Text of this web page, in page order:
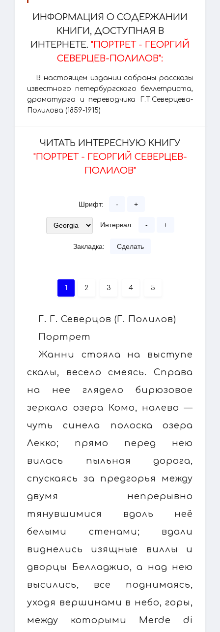
ИНФОРМАЦИЯ О СОДЕРЖАНИИ
КНИГИ, ДОСТУПНАЯ В
ИНТЕРНЕТЕ. "ПОРТРЕТ - ГЕОРГИЙ
СЕВЕРЦЕВ-ПОЛИЛОВ":
В настоящем издании собраны рассказы
известного петербургского беллетриста,
драматурга и переводчика Г.Т.Северцева-
Полилова (1859-1915)
ЧИТАТЬ ИНТЕРЕСНУЮ КНИГУ
"ПОРТРЕТ - ГЕОРГИЙ СЕВЕРЦЕВ-
ПОЛИЛОВ"
Шрифт: - +
Интервал: - +
Закладка: Сделать
1 2 3 4 5
Г. Г. Северцов (Г. Полилов)
Портрет
Жанни стояла на выступе
скалы, весело смеясь. Справа
на нее глядело бирюзовое
зеркало озера Комо, налево —
чуть синела полоска озера
Лекко; прямо перед нею
вилась пыльная дорога,
спускаясь за предгорья между
двумя непрерывно
тянувшимися вдоль неё
белыми стенами; вдали
виднелись изящные виллы и
дворцы Белладжио, а над нею
высились, все поднимаясь,
уходя вершинами в небо, горы,
между которыми Merde di